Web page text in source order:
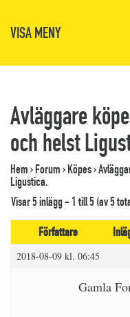
VISA MENY
Avläggare
och helst
Hem›Forum›Köpes›
Ligustica.
Visar 5 inlägg - 1 till 5 (av 5
Författare
2018-08-09 kl. 06:45
Gamla